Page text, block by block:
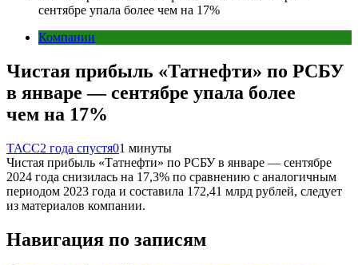
сентябре упала более чем на 17%
Компании
Чистая прибыль «Татнефти» по РСБУ
в январе — сентябре упала более
чем на 17%
ТАСС2 года спустя01 минуты
Чистая прибыль «Татнефти» по РСБУ в январе — сентябре
2024 года снизилась на 17,3% по сравнению с аналогичным
периодом 2023 года и составила 172,41 млрд рублей, следует
из материалов компании.
Навигация по записям